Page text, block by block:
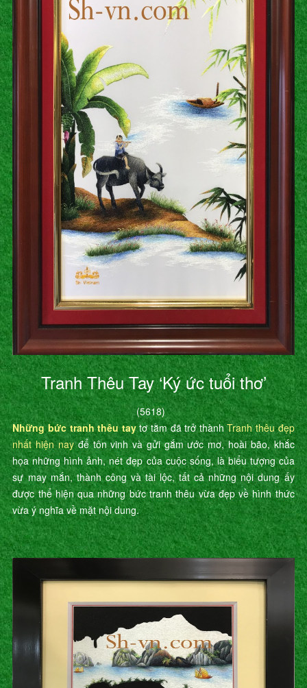
Tranh Thêu Tay ‘Ký ức tuổi thơ’
(5618)
Những bức tranh thêu taytơ tằm đã trở thànhTranh thêu đẹp
nhất hiện nayđể tôn vinh và gửi gắm ước mơ, hoài bão, khắc
họa những hình ảnh, nét đẹp của cuộc sống, là biểu tượng của
sự may mắn, thành công và tài lộc, tất cả những nội dung ấy
được thể hiện qua những bức tranh thêu vừa đẹp về hình thức
vừa ý nghĩa về mặt nội dung.